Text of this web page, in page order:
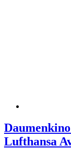
Lufthansa